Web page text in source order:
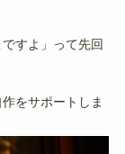
すよ」って先回
をサポートしま